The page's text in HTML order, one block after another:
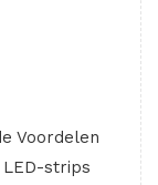
Voordelen
LED-strips